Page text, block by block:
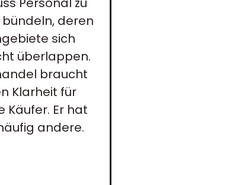
deren
sich
überlappen.
braucht
Klarheit für
Käufer. Er hat
andere.